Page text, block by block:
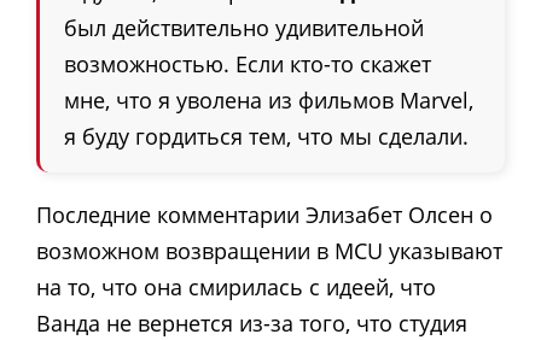
был действительно удивительной
возможностью. Если кто-то скажет
мне, что я уволена из фильмов Marvel,
я буду гордиться тем, что мы сделали.
Последние комментарии Элизабет Олсен о
возможном возвращении в MCU указывают
на то, что она смирилась с идеей, что
Ванда не вернется из-за того, что студия